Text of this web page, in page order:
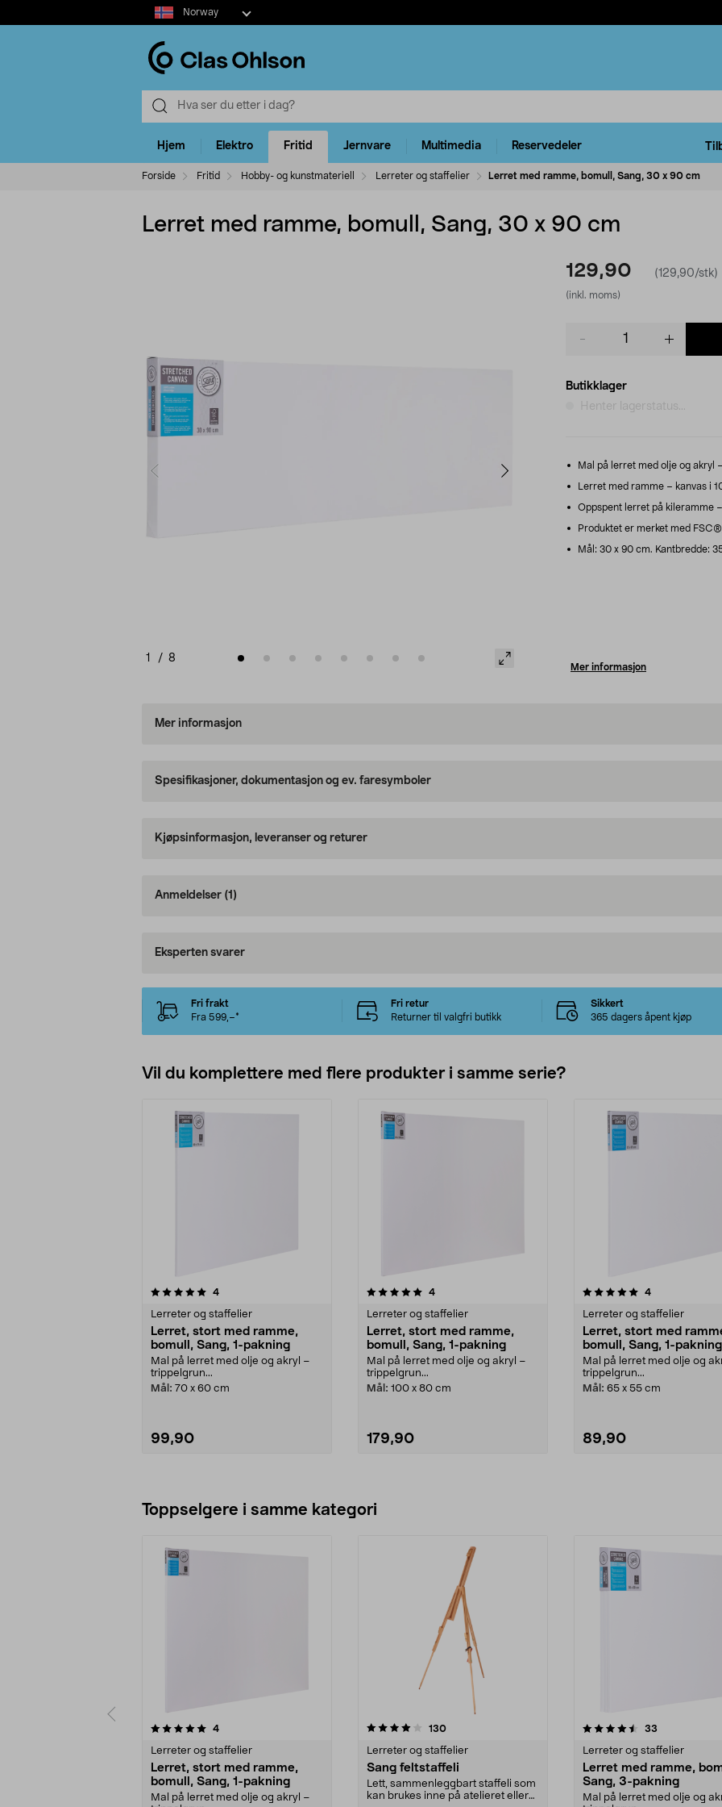
Select
market
Norway
Hjem Elektro Fritid Jernvare Multimedia Reservedeler
Forside Fritid Hobby- og kunstmateriell Lerreter og staffelier Lerret med ramme, bomull, Sang, 30 x 90 cm
Lerret med ramme, bomull, Sang, 30 x 90 cm
1 / 8
129,90 (129,90/stk)
(inkl. moms)
Butikklager
Henter lagerstatus...
Mal på lerret med olje og akryl
Lerret med ramme – kanvas i
Oppspent lerret på kileramme
Produktet er merket med
Mål: 30 x 90 cm. Kantbredde:
Mer informasjon
Mer informasjon
Spesifikasjoner, dokumentasjon og ev. faresymboler
Kjøpsinformasjon, leveranser og returer
Anmeldelser (1)
Eksperten svarer
Fri frakt
Fra 599,–*
Fri retur
Returner til valgfri butikk
Sikkert
365 dagers åpent kjøp
Vil du komplettere med flere produkter i samme serie?
4anmeldelser
Lerreter og staffelier
Lerret, stort med ramme,
bomull, Sang, 1-pakning
Mal på lerret med olje og akryl –
trippelgrun...
Mål: 70 x 60 cm
99,90
5.0av 5 stjerner 4anmeldelser
Lerreter og staffelier
Lerret, stort med ramme,
bomull, Sang, 1-pakning
Mal på lerret med olje og akryl –
trippelgrun...
Mål: 100 x 80 cm
179,90
5.0av 5 stjerner 4anmeldelser
Lerreter og staffelier
Lerret, stort med
bomull, Sang, 1-pakning
Mal på lerret med olje og
trippelgrun...
Mål: 65 x 55 cm
89,90
Toppselgere i samme kategori
4anmeldelser
Lerreter og staffelier
Lerret, stort med ramme,
bomull, Sang, 1-pakning
Mal på lerret med olje og akryl –
4.0 av 5 stjerner 130anmeldelser
Lerreter og staffelier
Sang feltstaffeli
Lett, sammenleggbart staffeli som
kan brukes inne på atelieret eller
4.5 av 5 stjerner 33
Lerreter og staffelier
Lerret med ramme,
Sang, 3-pakning
Mal på lerret med olje og
4.0 av 5 stjerner